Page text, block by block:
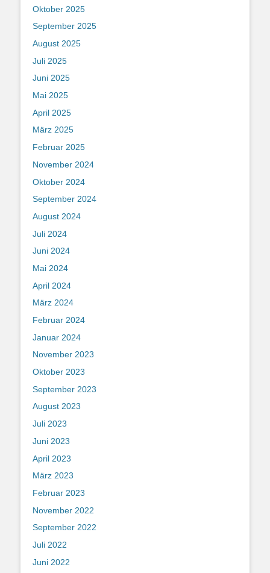
Oktober 2025
September 2025
August 2025
Juli 2025
Juni 2025
Mai 2025
April 2025
März 2025
Februar 2025
November 2024
Oktober 2024
September 2024
August 2024
Juli 2024
Juni 2024
Mai 2024
April 2024
März 2024
Februar 2024
Januar 2024
November 2023
Oktober 2023
September 2023
August 2023
Juli 2023
Juni 2023
April 2023
März 2023
Februar 2023
November 2022
September 2022
Juli 2022
Juni 2022